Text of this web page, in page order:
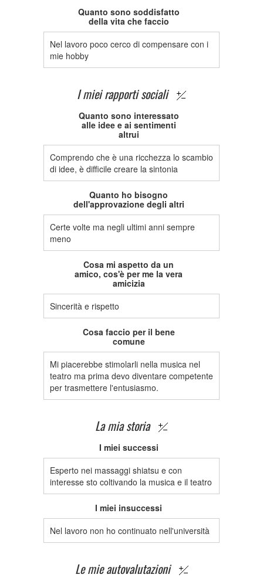
Quanto sono soddisfatto
della vita che faccio
Nel lavoro poco cerco di compensare con i
mie hobby
I miei rapporti sociali
Quanto sono interessato
alle idee e ai sentimenti
altrui
Comprendo che è una ricchezza lo scambio
di idee, è difficile creare la sintonia
Quanto ho bisogno
dell'approvazione degli altri
Certe volte ma negli ultimi anni sempre
meno
Cosa mi aspetto da un
amico, cos'è per me la vera
amicizia
Sincerità e rispetto
Cosa faccio per il bene
comune
Mi piacerebbe stimolarli nella musica nel
teatro ma prima devo diventare competente
per trasmettere l'entusiasmo.
La mia storia
I miei successi
Esperto nei massaggi shiatsu e con
interesse sto coltivando la musica e il teatro
I miei insuccessi
Nel lavoro non ho continuato nell'università
Le mie autovalutazioni